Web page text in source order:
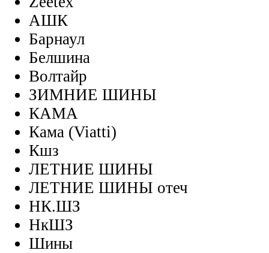
АШК
Барнаул
Белшина
Волтайр
ЗИМНИЕ ШИНЫ
КАМА
Кама (Viatti)
Кшз
ЛЕТНИЕ ШИНЫ
ЛЕТНИЕ ШИНЫ отеч
НК.ШЗ
НкШЗ
Шины